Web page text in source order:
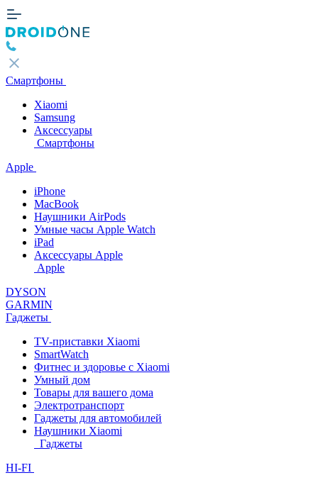
Смартфоны
Xiaomi
Samsung
Аксессуары
Смартфоны
Apple
iPhone
MacBook
Наушники AirPods
Умные часы Apple Watch
iPad
Аксессуары Apple
Apple
DYSON
GARMIN
Гаджеты
TV-приставки Xiaomi
SmartWatch
Фитнес и здоровье с Xiaomi
Умный дом
Товары для вашего дома
Электротранспорт
Гаджеты для автомобилей
Наушники Xiaomi
Гаджеты
HI-FI